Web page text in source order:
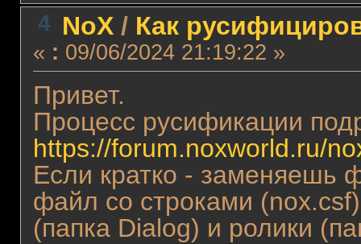
4 NoX/ Как
« : 09/06/2024 21:19:22 »
Привет.
Процесс русификации
https://forum.noxworld.ru/
Если кратко - заменяешь
файл со строками
(папка Dialog) и ролики